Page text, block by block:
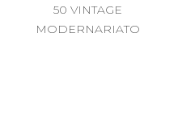
50 VINTAGE
MODERNARIATO